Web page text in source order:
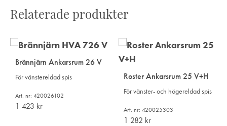
Relaterade produkter
Brännjärn Ankarsrum 26 V
För vänstereldad spis
Art. nr: 420026102
1 423 kr
Roster Ankarsrum 25 V+H
För vänster- och högereldad spis
Art. nr: 420025303
1 282 kr